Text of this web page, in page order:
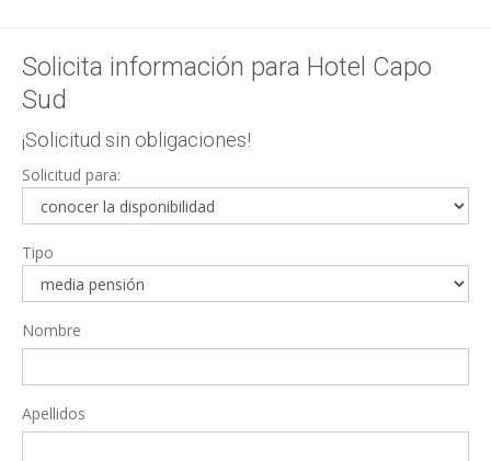
Solicita información para Hotel Capo
Sud
¡Solicitud sin obligaciones!
Solicitud para:
Tipo
Nombre
Apellidos